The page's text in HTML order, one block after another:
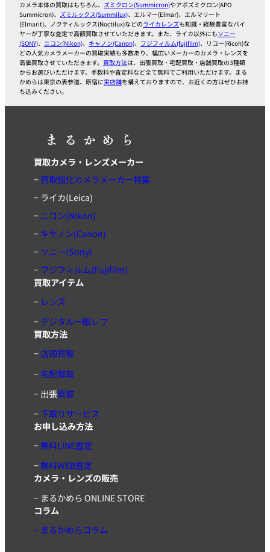
カメラ本体の買取はもちろん、 ズミクロン(Summicron)やアポズミクロン(APO
Summicron)、 ズミルックス(Summilux)、エルマー(Elmar)、エルマリート
(Elmarit)、ノクティルックス(Noctilux)などのライカレンズも知識・経験豊富なバイ
ヤーが丁寧な査定で高額買取させていただきます。また、ライカ以外にもソニー
(SONY)、 ニコン(Nikon)、 キャノン(Canon)、 フジフィルム(fujifilm)、リコー(Ricoh)な
どの人気カメラメーカーの買取実績も多数あり、幅広いメーカーのカメラ・レンズを
高価買取させていただきます。 買取方法は、出張買取・宅配買取・店舗買取の3種類
からお選びいただけます。手数料や査定料など全て無料でご利用いただけます。まる
かめらは東京の表参道、原宿に実店舗を構えておりますので、お近くの方はぜひお持
ち込みください。
買取カメラ・レンズメーカー
−買取強化カメラメーカー特集
− ライカ(Leica)
−ニコン(Nikon)
−キヤノン(Canon)
− ソニー(Sony)
− フジフィルム(Fujifilm)
買取アイテム
− レンズ
−デジタル一眼レフ
買取方法
−店頭買取
−宅配買取
−出張買取
−下取りサービス
お申し込み方法
−無料LINE査定
−無料WEB査定
カメラ・レンズの販売
− まるかめら ONLINE STORE
コラム
− まるかめらコラム